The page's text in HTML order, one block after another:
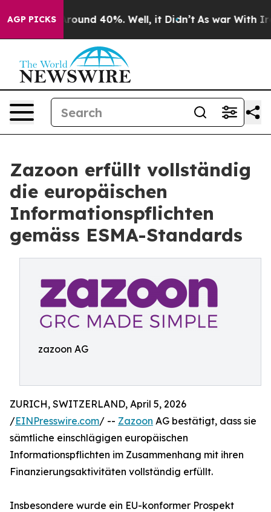
AGP PICKS
a Floor Around 40%. Well, it Didn’t As war With Iran
Zazoon erfüllt vollständig
die europäischen
Informationspflichten
gemäss ESMA-Standards
zazoon AG
ZURICH, SWITZERLAND, April 5, 2026
/EINPresswire.com/ -- Zazoon AG bestätigt, dass sie
sämtliche einschlägigen europäischen
Informationspflichten im Zusammenhang mit ihren
Finanzierungsaktivitäten vollständig erfüllt.
Insbesondere wurde ein EU-konformer Prospekt